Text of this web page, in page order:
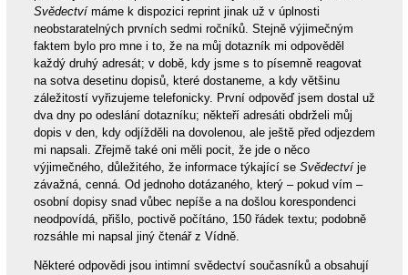
Svědectvímáme k dispozici reprint jinak už v úplnosti
neobstaratelných prvních sedmi ročníků. Stejně výjimečným
faktem bylo pro mne i to, že na můj dotazník mi odpověděl
každý druhý adresát; v době, kdy jsme s to písemně reagovat
na sotva desetinu dopisů, které dostaneme, a kdy většinu
záležitostí vyřizujeme telefonicky. První odpověď jsem dostal už
dva dny po odeslání dotazníku; někteří adresáti obdrželi můj
dopis v den, kdy odjížděli na dovolenou, ale ještě před odjezdem
mi napsali. Zřejmě také oni měli pocit, že jde o něco
výjimečného, důležitého, že informace týkající se Svědectvíje
závažná, cenná. Od jednoho dotázaného, který – pokud vím –
osobní dopisy snad vůbec nepíše a na došlou korespondenci
neodpovídá, přišlo, poctivě počítáno, 150 řádek textu; podobně
rozsáhle mi napsal jiný čtenář z Vídně.
Některé odpovědi jsou intimní svědectví současníků a obsahují